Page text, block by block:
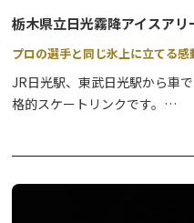
栃木県立日光霧降アイスアリ
プロの選手と同じ氷上に立てる
JR日光駅、東武日光駅から車
格的スケートリンクです。
めるのも嬉しいポイント。
そして、日光市をホームタウ